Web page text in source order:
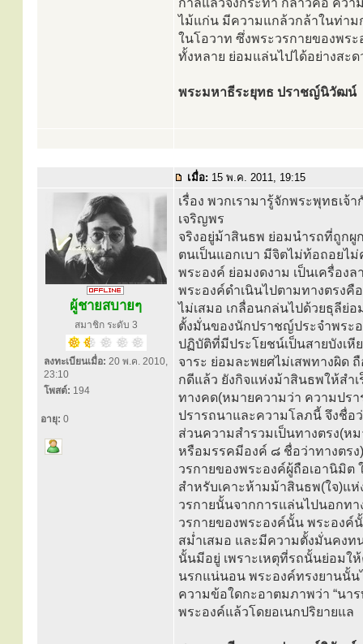
กาลแล้วจึงกระทำ กล่าวคือ คว
ไม้แก่น มีความแกล้วกล้าในท่า
ในโอวาท ซึ่งพระวรกายของพ
ทั้งหลาย ย่อมแล่นไปได้อย่างสะ
พระมหาธีระยุทธ ปราชญ์นิวัฒน์
เมื่อ: 15 พ.ค. 2011, 19:15
ผู้ชายสบายๆ
สมาชิก ระดับ 3
ลงทะเบียนเมื่อ: 20 พ.ค. 2010,
23:10
โพสต์: 194
อายุ: 0
เรื่อง พวกเรามารู้จักพระพุทธเ
เจริญพร
จริงอยู่ม้าสินธพ ย่อมนำรถที่ถูกผู
ตนเป็นแอกเบา มีจิตไม่ท้อถอยไ
พระองค์ ย่อมงดงาม เป็นเครื่อง
พระองค์ดำเนินไปตามทางตรงคื
ไม่เสมอ เกลื่อนกล่นไปด้วยธุลีย่
ตั้งมั่นของนักปราชญ์ประจำพระ
ปฏิบัติที่มีประโยชน์เป็นสายบังเ
จาระ ย่อมละพยศไม่เสพทางผิด
กดีแล้ว ยังกิจแห่งม้าสินธพให้สำ
ทางคด(หมายความว่า ความปร
ปรารถนาและความโลภนี้ จึงชื่อว่
ส่วนความสำรวมเป็นทางตรง(ห
หรือมรรคมีองค์ ๘ ชื่อว่าทางตร
วรกายของพระองค์ผู้ถือเอานิมิ
สำหรับเคาะห้ามม้าสินธพ(ใจ)แ
วรกายนั้นจากการแล่นไปนอกท
วรกายของพระองค์นั้น พระองค์
สม่ำเสมอ และมีความตั้งมั่นคงท
นั้นมีอยู่ เพราะเหตุที่รถนั้นย่อมใ
นรกแน่นอน พระองค์ทรงยานนั้น
ความข้อใดกะอาตมภาพว่า “นา
พระองค์แล้วโดยอเนกปริยายแล